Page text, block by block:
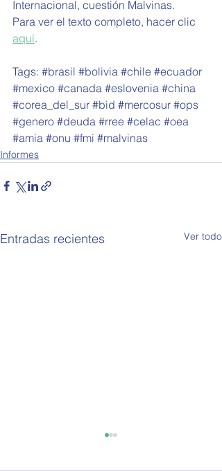
Internacional, cuestión Malvinas.
Para ver el texto completo, hacer clic
aquí.
Tags: #brasil #bolivia #chile #ecuador
#mexico #canada #eslovenia #china
#corea_del_sur #bid #mercosur #ops
#genero #deuda #rree #celac #oea
#amia #onu #fmi #malvinas
Informes
Entradas recientes Ver todo